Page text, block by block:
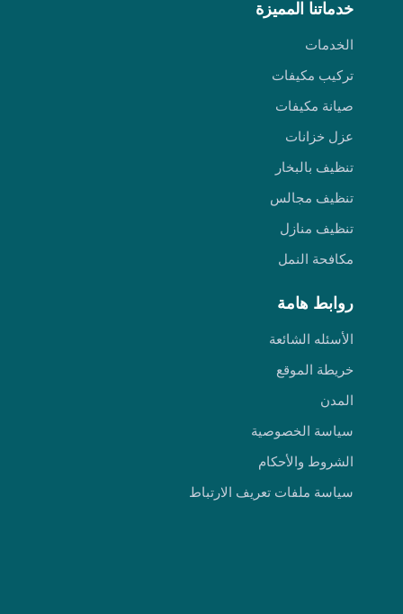
خدماتنا المميزة
الخدمات
تركيب مكيفات
صيانة مكيفات
عزل خزانات
تنظيف بالبخار
تنظيف مجالس
تنظيف منازل
مكافحة النمل
روابط هامة
الأسئله الشائعة
خريطة الموقع
المدن
سياسة الخصوصية
الشروط والأحكام
سياسة ملفات تعريف الارتباط